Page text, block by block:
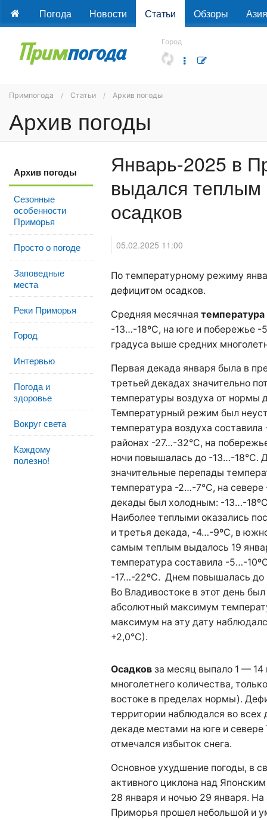
Погода Новости Статьи Обзоры Азия
Город
Примпогода Статьи Архив погоды
Архив погоды
Архив погоды
Сезонные
особенности
Приморья
Просто о погоде
Заповедные
места
Реки Приморья
Город
Интервью
Погода и
здоровье
Вокруг света
Каждому
полезно!
Январь-2025 в
выдался
осадков
05.02.2025 11:00
По температурному режиму
дефицитом осадков.
Средняя месячная температура
-13…-18ºC, на юге и побережье -
градуса выше средних
Первая декада января была в
третьей декадах значительно
температуры воздуха от нормы
Температурный режим был
температура воздуха
районах -27…-32°С, на
ночи повышалась до -13…-18°С.
значительные перепады
температура -2…-7°С, на
декады был холодным: -13…-
Наиболее теплыми оказались
и третья декада, -4…-9ºС, в
самым теплым выдалось 19
температура составила -5…-
-17…-22ºС. Днем повышалась до
Во Владивостоке в этот день
абсолютный максимум
максимум на эту дату
+2,0°С).
Осадковза месяц выпало 1 — 14
многолетнего количества,
востоке в пределах нормы).
территории наблюдался во всех
декаде местами на юге и севере
отмечался избыток снега.
Основное ухудшение погоды, в
активного циклона над
28 января и ночью 29 января. На
Приморья прошел небольшой и